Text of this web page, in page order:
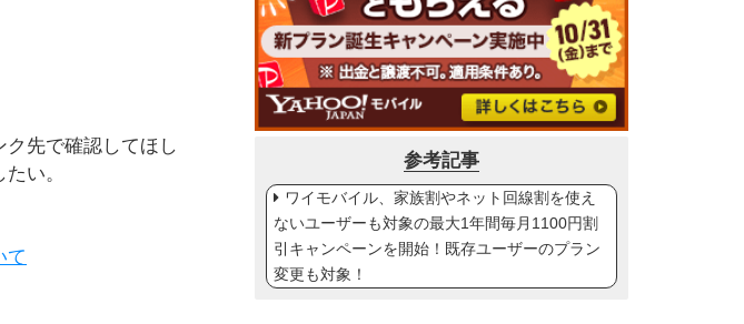
先で確認してほし
い。
て
参考記事
ワイモバイル、家族割やネット回線割を使え
ないユーザーも対象の最大1年間毎月1100円割
引キャンペーンを開始！既存ユーザーのプラン
変更も対象！